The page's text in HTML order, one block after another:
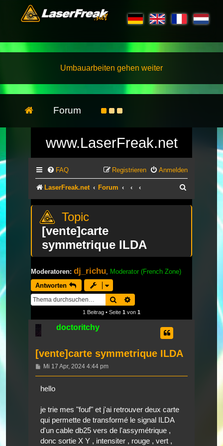
Umbauarbeiten gehen weiter
Forum
www.LaserFreak.net
FAQ Anmelden
Registrieren
LaserFreak.net Forum
[vente]carte
symmetrique ILDA
Moderatoren: dj_richu, Moderator (French Zone)
Antworten
Suche
1 Beitrag • Seite 1 von 1
doctoritchy
[vente]carte symmetrique ILDA
Beitrag
Mi 17 Apr, 2024 4:44 pm
hello
je trie mes "fouf" et j'ai retrouver deux carte
qui permette de transformé le signal ILDA
d'un cable db25 vers de l'assymétrique ,
donc sortie X Y , intensiter , rouge , vert ,